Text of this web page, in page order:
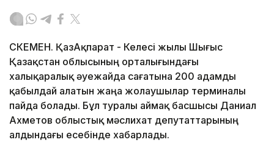
ӨСКЕМЕН. ҚазАқпарат - Келесі жылы Шығыс
Қазақстан облысының орталығындағы
халықаралық әуежайда сағатына 200 адамды
қабылдай алатын жаңа жолаушылар терминалы
пайда болады. Бұл туралы аймақ басшысы Даниал
Ахметов облыстық мәслихат депутаттарының
алдындағы есебінде хабарлады.